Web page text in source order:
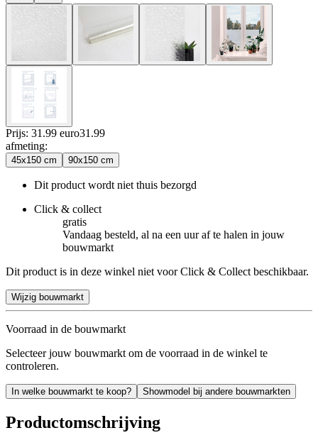
Prijs: 31.99 euro31 .99
afmeting:
45x150 cm 90x150 cm
Dit product wordt niet thuis bezorgd
Click & collect
gratis
Vandaag besteld, al na een uur af te halen in jouw
bouwmarkt
Dit product is in deze winkel niet voor Click & Collect beschikbaar.
Wijzig bouwmarkt
Voorraad in de bouwmarkt
Selecteer jouw bouwmarkt om de voorraad in de winkel te
controleren.
In welke bouwmarkt te koop? Showmodel bij andere bouwmarkten
Productomschrijving